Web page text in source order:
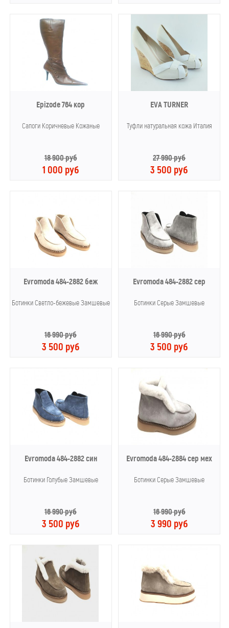
Epizode 764 кор
Сапоги Коричневые Кожаные
18 900 руб
1 000 руб
EVA TURNER
Туфли натуральная кожа Италия
27 990 руб
3 500 руб
Evromoda 484-2882 беж
Ботинки Светло-бежевые Замшевые
16 990 руб
3 500 руб
Evromoda 484-2882 сер
Ботинки Серые Замшевые
16 990 руб
3 500 руб
Evromoda 484-2882 син
Ботинки Голубые Замшевые
16 990 руб
3 500 руб
Evromoda 484-2884 сер мех
Ботинки Серые Замшевые
16 990 руб
3 990 руб